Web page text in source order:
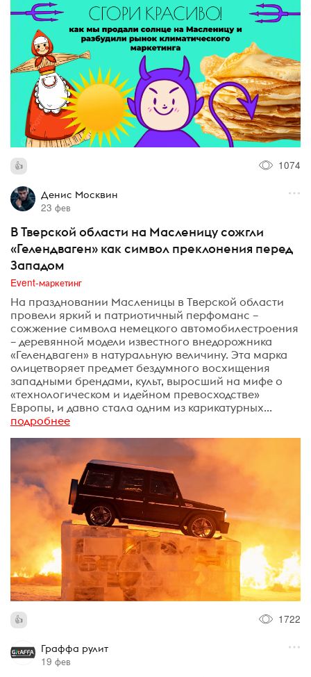
1074
Денис Москвин
23 фев
В Тверской области на Масленицу сожгли
«Гелендваген» как символ преклонения перед
Западом
Event-маркетинг
На праздновании Масленицы в Тверской области
провели яркий и патриотичный перфоманс –
сожжение символа немецкого автомобилестроения
– деревянной модели известного внедорожника
«Гелендваген» в натуральную величину. Эта марка
олицетворяет предмет бездумного восхищения
западными брендами, культ, выросший на мифе о
«технологическом и идейном превосходстве»
Европы, и давно стала одним из карикатурных...
подробнее
1722
Граффа рулит
19 фев